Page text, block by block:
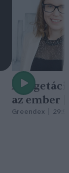
A
az ember
Greendex